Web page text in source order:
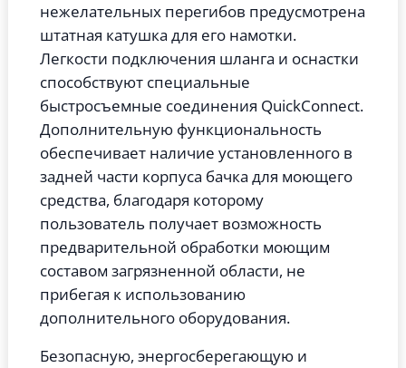
нежелательных перегибов предусмотрена
штатная катушка для его намотки.
Легкости подключения шланга и оснастки
способствуют специальные
быстросъемные соединения QuickConnect.
Дополнительную функциональность
обеспечивает наличие установленного в
задней части корпуса бачка для моющего
средства, благодаря которому
пользователь получает возможность
предварительной обработки моющим
составом загрязненной области, не
прибегая к использованию
дополнительного оборудования.
Безопасную, энергосберегающую и